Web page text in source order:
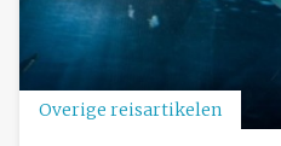
Overige reisartikelen